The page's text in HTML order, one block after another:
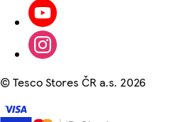
©Tesco Stores ČR a.s. 2026